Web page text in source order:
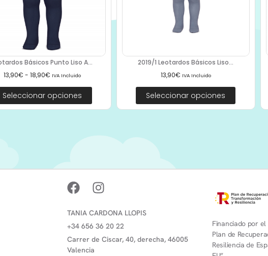
Básicos Punto Liso A...
13,90€ - 18,90€ IVA Incluido
Seleccionar opciones
2019/1 Leotardos Básicos Liso...
13,90€ IVA Incluido
Seleccionar opciones
TANIA CARDONA LLOPIS
+34 656 36 20 22
Carrer de Ciscar, 40, derecha, 46005
Valencia
Financiado por el
Plan de
Resiliencia de